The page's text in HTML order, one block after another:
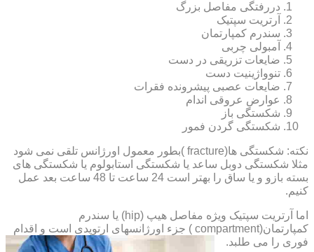
دررفتگی مفاصل بزرگ
آرتریت سپتیک
سندرم کمپارتمان
آمبولی چربی
ضایعات تزریقی در دست
تنوواژینیت دست
ضایعات عصبی پیشرونده فقرات
عوارض عروقی اندام
شکستگی باز
شکستگی گردن فمور
نکته: شکستگی ها(fracture )بطور معمول اورژانس تلقی نمی شود
مثلا شکستگی دوبل ساعد یا شکستگی استابولوم یا شکستگی های
بسته بازو و یا ساق را بهتر است 24 ساعت تا 48 ساعت بعد عمل
کنیم.
اما آرتریت سپتیک ویژه مفاصل هیپ (hip) یا سندرم
کمپارتمان(compartment ) جزء اورژانسهای ارتوپدی است و اقدام
فوری را می طلبد.